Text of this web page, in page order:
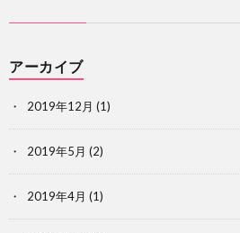
アーカイブ
2019年12月 (1)
2019年5月 (2)
2019年4月 (1)